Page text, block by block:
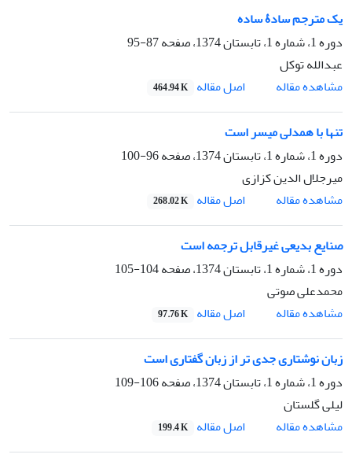
یک مترجم سادۀ ساده
دوره 1، شماره 1، تابستان 1374، صفحه
87-95
عبدالله توکل
مشاهده مقاله
اصل مقاله 464.94 K
تنها با همدلی میسر است
دوره 1، شماره 1، تابستان 1374، صفحه
96-100
میرجلال الدین کزازی
مشاهده مقاله
اصل مقاله 268.02 K
صنایع بدیعی غیرقابل ترجمه است
دوره 1، شماره 1، تابستان 1374، صفحه
104-105
محمدعلی صوتی
مشاهده مقاله
اصل مقاله 97.76 K
زبان نوشتاری جدی تر از زبان گفتاری است
دوره 1، شماره 1، تابستان 1374، صفحه
106-109
لیلی گلستان
مشاهده مقاله
اصل مقاله 199.4 K